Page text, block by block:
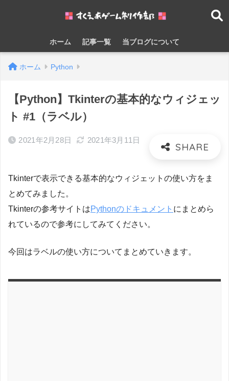
ホーム 記事一覧 当ブログについて
ホーム Python
【Python】Tkinterの基本的なウィジェッ
ト #1（ラベル）
2021年2月28日 2021年3月11日
Tkinterで表示できる基本的なウィジェットの使い方をま
とめてみました。
Tkinterの参考サイトはPythonのドキュメント にまとめら
れているので参考にしてみてください。
今回はラベルの使い方についてまとめていきます。